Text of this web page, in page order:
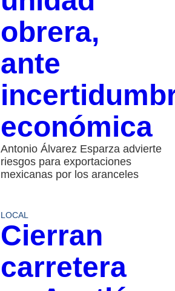
obrera,
ante
económica
Antonio Álvarez Esparza advierte
riesgos para exportaciones
mexicanas por los aranceles
LOCAL
Cierran
carretera